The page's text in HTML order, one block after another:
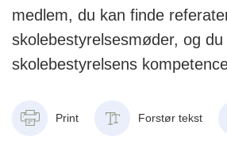
medlem, du kan finde
skolebestyrelsesmøder, og
skolebestyrelsens
Print Forstør tekst